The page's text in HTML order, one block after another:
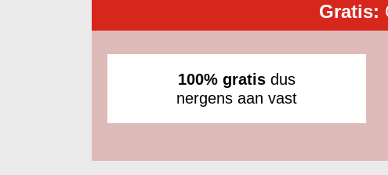
Gratis:
100% gratis dus
nergens aan vast